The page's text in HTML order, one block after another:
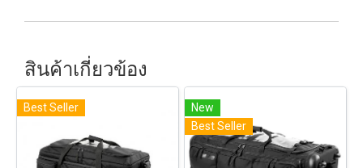
สินค้าเกี่ยวข้อง
Best Seller
New
Best Seller